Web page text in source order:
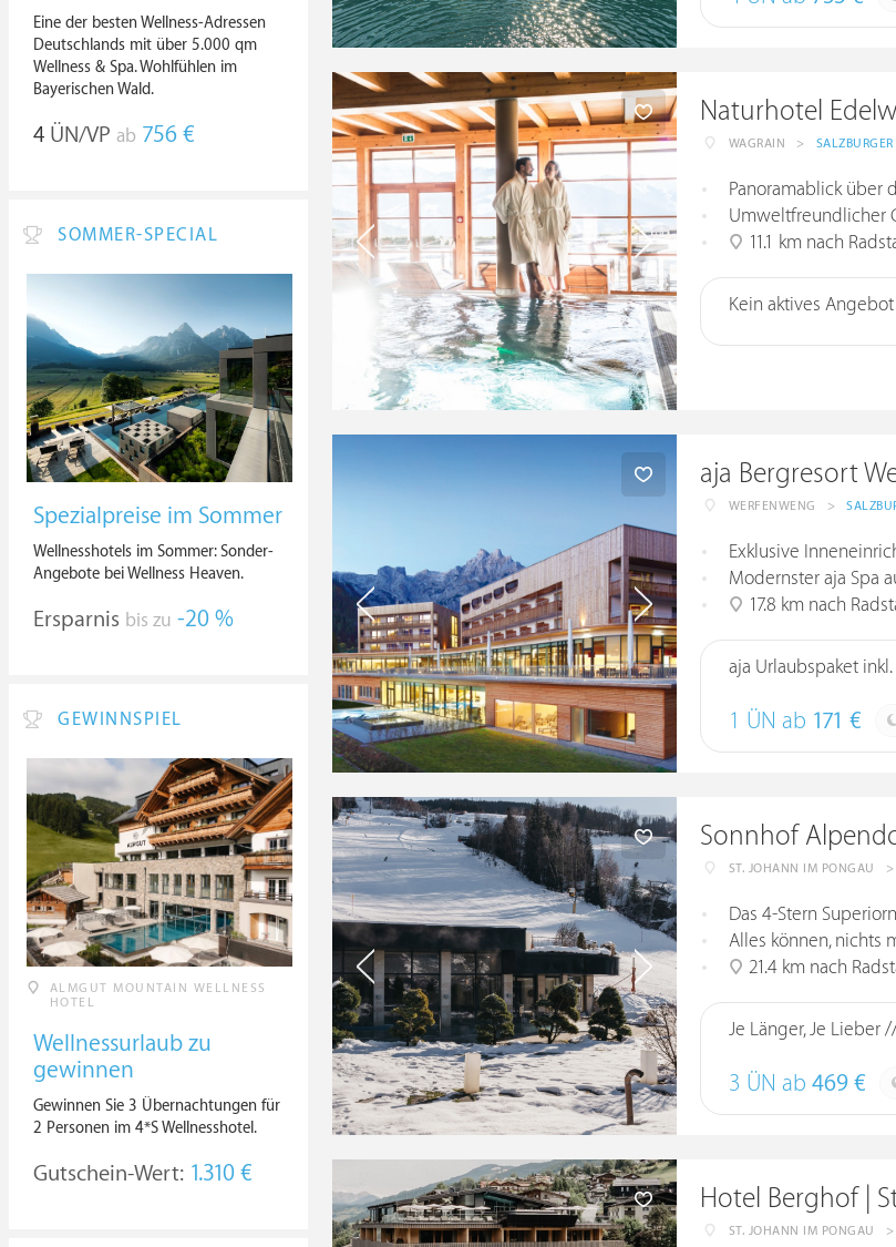
Naturhotel
WAGRAIN >
Panoramablick über
Umweltfreundlicher
11.1 km nach
Kein aktives Angebot
aja Bergresort
WERFENWENG >
Exklusive
Modernster aja Spa
17.8 km nach
aja Urlaubspaket
1 ÜN ab 171 €
Sonnhof
ST. JOHANN IM PONGAU >
Das 4-Stern
Alles können, nichts
21.4 km nach
Je Länger, Je Lieber
3 ÜN ab 469 €
Hotel Berghof |
ST. JOHANN IM PONGAU >
Eine der besten Wellness-Adressen
Deutschlands mit über 5.000 qm
Wellness & Spa. Wohlfühlen im
Bayerischen Wald.
4 ÜN/VP ab 756 €
SOMMER-SPECIAL
Spezialpreise im Sommer
Wellnesshotels im Sommer: Sonder-
Angebote bei Wellness Heaven.
Ersparnis bis zu -20 %
GEWINNSPIEL
ALMGUT MOUNTAIN WELLNESS
HOTEL
Wellnessurlaub zu
gewinnen
Gewinnen Sie 3 Übernachtungen für
2 Personen im 4*S Wellnesshotel.
Gutschein-Wert: 1.310 €